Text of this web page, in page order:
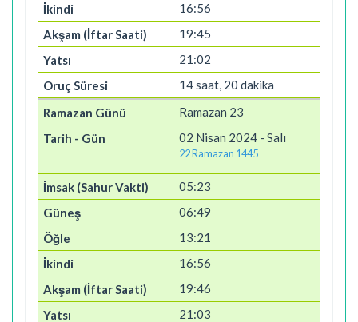
16:56
19:45
21:02
14 saat, 20 dakika
Ramazan 23
02 Nisan 2024 - Salı
22 Ramazan 1445
05:23
06:49
13:21
16:56
19:46
21:03